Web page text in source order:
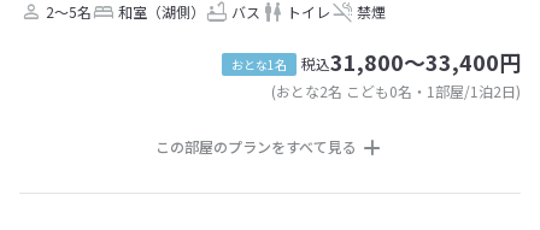
2～5名
和室（湖側） バス トイレ 禁煙
おとな1名 税込31,800～33,400円
(おとな2名 こども0名・1部屋/1泊2日)
この部屋のプランをすべて見る